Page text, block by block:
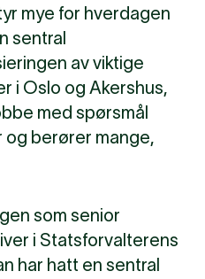
mye for hverdagen
sentral
av viktige
i Oslo og Akershus,
med spørsmål
berører mange,
som senior
i Statsforvalterens
har hatt en sentral